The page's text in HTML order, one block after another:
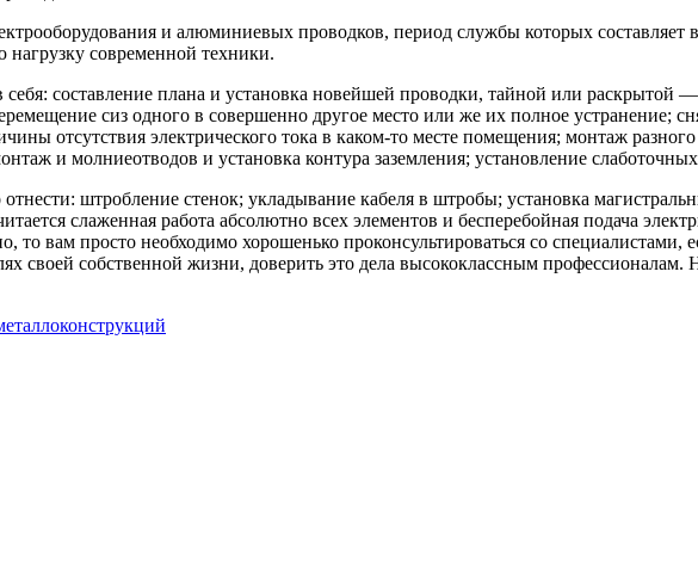
и алюминиевых проводков, период службы которых составляет
современной техники.
составление плана и установка новейшей проводки, тайной или раскрытой
сиз одного в совершенно другое место или же их полное устранение;
отсутствия электрического тока в каком-то месте помещения; монтаж
и молниеотводов и установка контура заземления; установление
штробление стенок; укладывание кабеля в штробы; установка
слаженная работа абсолютно всех элементов и бесперебойная подача
то вам просто необходимо хорошенько проконсультироваться со специалистами,
собственной жизни, доверить это дела высококлассным профессионалам.